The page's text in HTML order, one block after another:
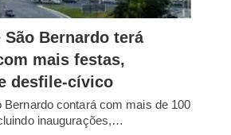
Bernardo terá
mais festas,
desfile-cívico
Bernardo contará com mais de 100
inaugurações,…